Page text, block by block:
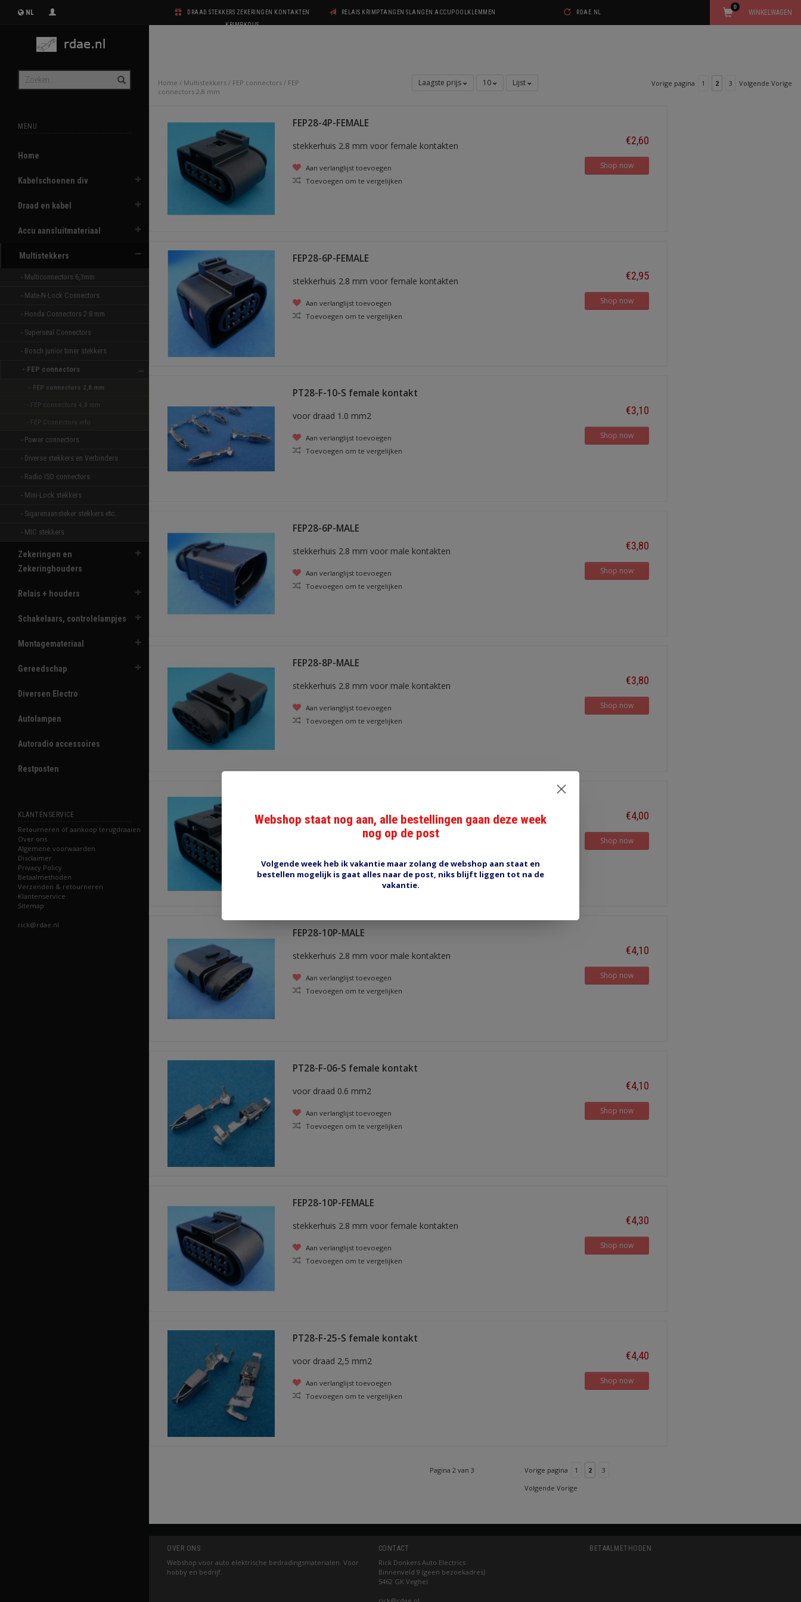
NL
DRAAD STEKKERS ZEKERINGEN KONTAKTEN
KRIMPKOUS
RELAIS KRIMPTANGEN SLANGEN ACCUPOOLKLEMMEN RDAE.NL WINKELWAGEN
0
MENU
Home
Kabelschoenen div
Draad en kabel
Accu aansluitmateriaal
Multistekkers
- Multiconnectors 6,3mm
- Mate-N-Lock Connectors
- Honda Connectors 2.8 mm
- Superseal Connectors
- Bosch junior timer stekkers
- FEP connectors
- FEP connectors 2,8 mm
- FEP connectors 4,8 mm
- FEP Connectors info
- Power connectors
- Diverse stekkers en Verbinders
- Radio ISO connectors
- Mini-Lock stekkers
- Sigarenaansteker stekkers etc.
- MIC stekkers
Zekeringen en
Zekeringhouders
Relais + houders
Schakelaars, controlelampjes
Montagemateriaal
Gereedschap
Diversen Electro
Autolampen
Autoradio accessoires
Restposten
KLANTENSERVICE
Retourneren of aankoop terugdraaien
Over ons
Algemene voorwaarden
Disclaimer
Privacy Policy
Betaalmethoden
Verzenden & retourneren
Klantenservice
Sitemap
rick@rdae.nl
Home / Multistekkers / FEP connectors / FEP
connectors 2,8 mm
Laagste prijs 10 Lijst Vorige pagina 1 2 3 Volgende Vorige
FEP28-4P-FEMALE
stekkerhuis 2.8 mm voor female kontakten
Aan verlanglijst toevoegen
Toevoegen om te vergelijken
€2,60
Shop now
FEP28-6P-FEMALE
stekkerhuis 2.8 mm voor female kontakten
Aan verlanglijst toevoegen
Toevoegen om te vergelijken
€2,95
Shop now
PT28-F-10-S female kontakt
voor draad 1.0 mm2
Aan verlanglijst toevoegen
Toevoegen om te vergelijken
€3,10
Shop now
FEP28-6P-MALE
stekkerhuis 2.8 mm voor male kontakten
Aan verlanglijst toevoegen
Toevoegen om te vergelijken
€3,80
Shop now
FEP28-8P-MALE
stekkerhuis 2.8 mm voor male kontakten
Aan verlanglijst toevoegen
Toevoegen om te vergelijken
€3,80
Shop now
stekkerhuis 2.8 mm voor female kontakten
Aan verlanglijst toevoegen
€4,00
Shop now
FEP28-10P-MALE
stekkerhuis 2.8 mm voor male kontakten
Aan verlanglijst toevoegen
Toevoegen om te vergelijken
€4,10
Shop now
PT28-F-06-S female kontakt
voor draad 0.6 mm2
Aan verlanglijst toevoegen
Toevoegen om te vergelijken
€4,10
Shop now
FEP28-10P-FEMALE
stekkerhuis 2.8 mm voor female kontakten
Aan verlanglijst toevoegen
Toevoegen om te vergelijken
€4,30
Shop now
PT28-F-25-S female kontakt
voor draad 2,5 mm2
Aan verlanglijst toevoegen
Toevoegen om te vergelijken
€4,40
Shop now
Pagina 2 van 3 Vorige pagina 1 2
3
Volgende Vorige
OVER ONS
Webshop voor auto elektrische bedradingsmaterialen. Voor
hobby en bedrijf.
CONTACT
Rick Donkers Auto Electrics
Binnenveld 9 (geen bezoekadres)
5462 GK Veghel
BETAALMETHODEN
Webshop staat nog aan, alle bestellingen gaan deze week
nog op de post
Volgende week heb ik vakantie maar zolang de webshop aan staat en
bestellen mogelijk is gaat alles naar de post, niks blijft liggen tot na de
vakantie.